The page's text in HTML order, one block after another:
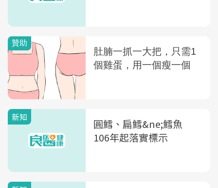
新知
圓鱈、扁鱈&ne;鱈魚
106年起落實標示